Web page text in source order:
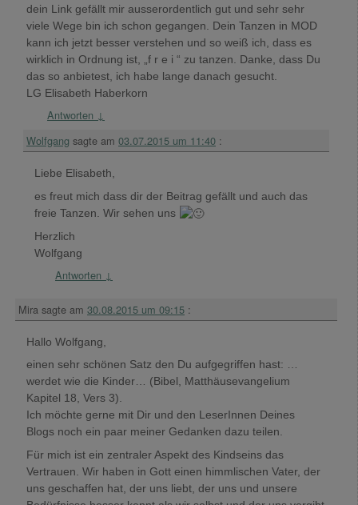
dein Link gefällt mir ausserordentlich gut und sehr sehr
viele Wege bin ich schon gegangen. Dein Tanzen in MOD
kann ich jetzt besser verstehen und so weiß ich, dass es
wirklich in Ordnung ist, „f r e i “ zu tanzen. Danke, dass Du
das so anbietest, ich habe lange danach gesucht.
LG Elisabeth Haberkorn
Antworten ↓
Wolfgang sagte am 03.07.2015 um 11:40 :
Liebe Elisabeth,
es freut mich dass dir der Beitrag gefällt und auch das
freie Tanzen. Wir sehen uns
Herzlich
Wolfgang
Antworten ↓
Mira sagte am 30.08.2015 um 09:15 :
Hallo Wolfgang,
einen sehr schönen Satz den Du aufgegriffen hast: …
werdet wie die Kinder… (Bibel, Matthäusevangelium
Kapitel 18, Vers 3).
Ich möchte gerne mit Dir und den LeserInnen Deines
Blogs noch ein paar meiner Gedanken dazu teilen.
Für mich ist ein zentraler Aspekt des Kindseins das
Vertrauen. Wir haben in Gott einen himmlischen Vater, der
uns geschaffen hat, der uns liebt, der uns und unsere